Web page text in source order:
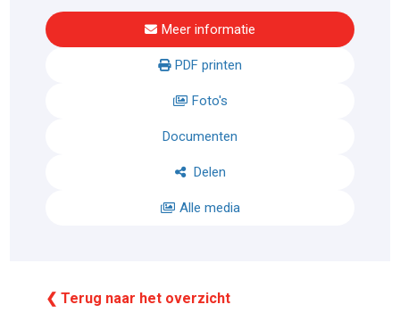
Meer informatie
PDF printen
Foto's
Documenten
Delen
Alle media
❮ Terug naar het overzicht